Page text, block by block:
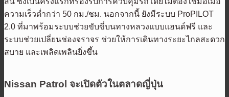
ความเร็วต่ำกว่า 50 กม./ชม. นอกจากนี้ ยังมีระบบ ProPILOT
2.0 ที่มาพร้อมระบบช่วยขับขี่บนทางหลวงแบบแฮนด์ฟรี และ
ระบบช่วยเปลี่ยนช่องจราจร ช่วยให้การเดินทางระยะไกลสะดวก
สบาย และเพลิดเพลินยิ่งขึ้น
Nissan Patrol จะเปิดตัวในตลาดญี่ปุ่น